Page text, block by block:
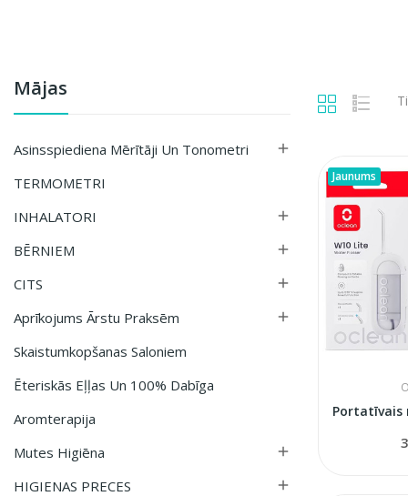
Mājas
Asinsspiediena Mērītāji Un Tonometri 
TERMOMETRI
INHALATORI

BĒRNIEM 
CITS 
Aprīkojums Ārstu Praksēm 
Skaistumkopšanas Saloniem
Ēteriskās Eļļas Un 100% Dabīga
Aromterapija
Mutes Higiēna

HIGIENAS PRECES 
Jaunums